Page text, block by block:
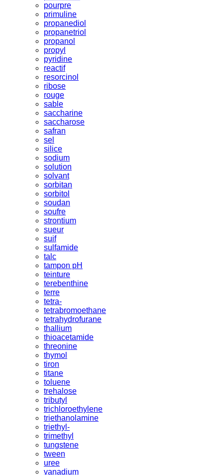
pourpre
primuline
propanediol
propanetriol
propanol
propyl
pyridine
reactif
resorcinol
ribose
rouge
sable
saccharine
saccharose
safran
sel
silice
sodium
solution
solvant
sorbitan
sorbitol
soudan
soufre
strontium
sueur
suif
sulfamide
talc
tampon pH
teinture
terebenthine
terre
tetra-
tetrabromoethane
tetrahydrofurane
thallium
thioacetamide
threonine
thymol
tiron
titane
toluene
trehalose
tributyl
trichloroethylene
triethanolamine
triethyl-
trimethyl
tungstene
tween
uree
vanadium